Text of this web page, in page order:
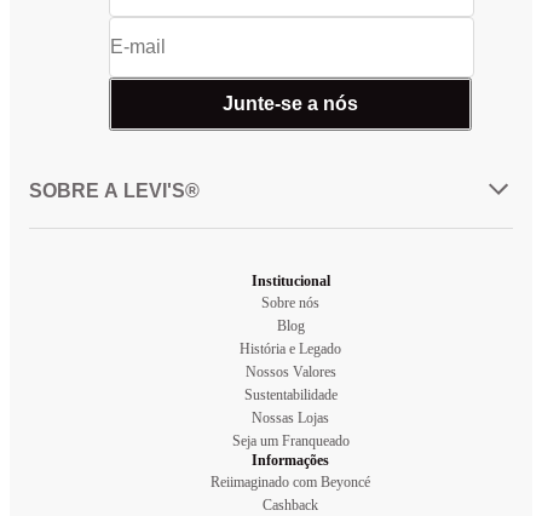
Junte-se a nós
SOBRE A LEVI'S®
Institucional
Sobre nós
Blog
História e Legado
Nossos Valores
Sustentabilidade
Nossas Lojas
Seja um Franqueado
Informações
Reiimaginado com Beyoncé
Cashback